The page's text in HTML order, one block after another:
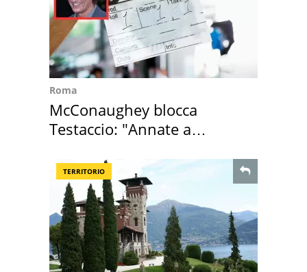
Roma
McConaughey blocca
Testaccio: "Annate a
TERRITORIO